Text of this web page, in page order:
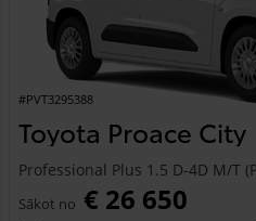
#PVT3295388
Toyota Proace City
Professional Plus 1.5 D-4D M/T
Sākot no € 26 650